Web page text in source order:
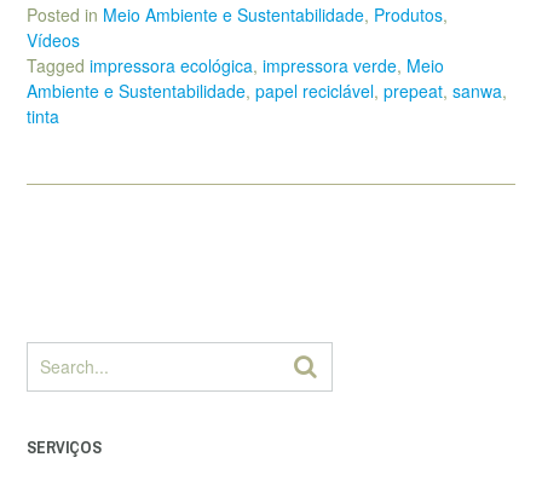
Posted in Meio Ambiente e Sustentabilidade, Produtos,
Vídeos
Tagged impressora ecológica, impressora verde, Meio
Ambiente e Sustentabilidade, papel reciclável, prepeat, sanwa,
tinta
SERVIÇOS